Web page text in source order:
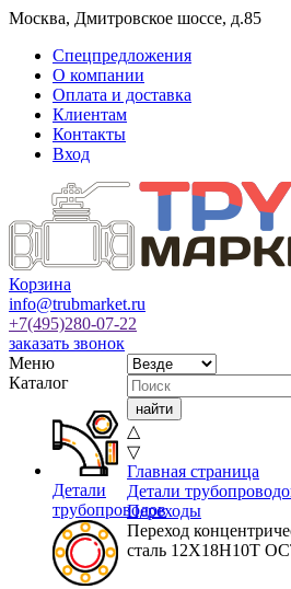
Москва, Дмитровское шоссе, д.85
Спецпредложения
О компании
Оплата и доставка
Клиентам
Контакты
Вход
Корзина
info@trubmarket.ru
+7(495)280-07-22
заказать звонок
Меню
Каталог
Детали
трубопроводов
△
▽
Главная страница
Детали
Переходы
Переход
сталь 12Х18Н10Т